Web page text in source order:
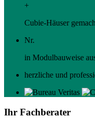
+
Cubie-Häuser
Nr.
in Modulbauweise
herzliche und
Ihr Fachberater